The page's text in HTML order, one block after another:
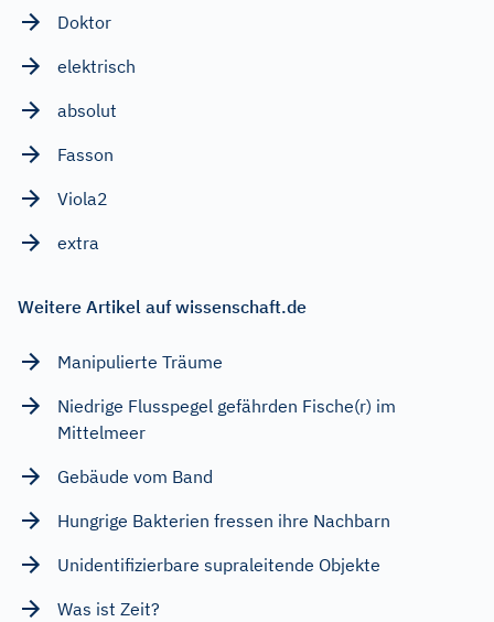
Doktor
elektrisch
absolut
Fasson
Viola2
extra
Weitere Artikel auf wissenschaft.de
Manipulierte Träume
Niedrige Flusspegel gefährden Fische(r) im
Mittelmeer
Gebäude vom Band
Hungrige Bakterien fressen ihre Nachbarn
Unidentifizierbare supraleitende Objekte
Was ist Zeit?